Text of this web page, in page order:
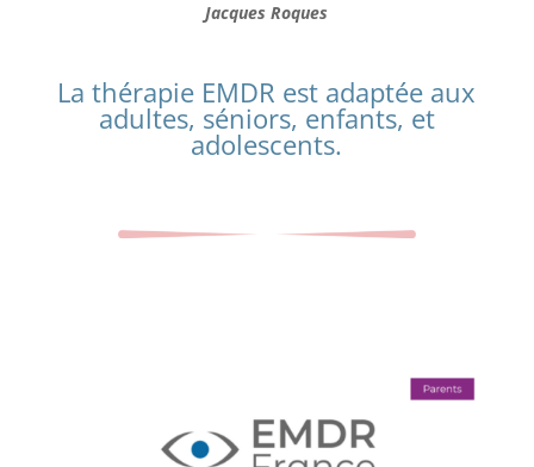
Jacques Roques
La thérapie EMDR est adaptée aux
adultes, séniors, enfants, et
adolescents.